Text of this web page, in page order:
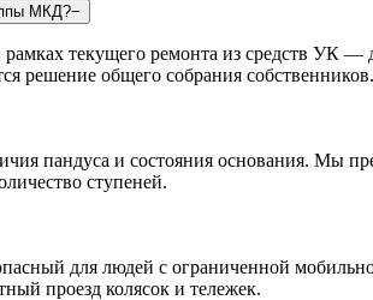
МКД?−
текущего ремонта из средств УК
решение общего собрания
пандуса и состояния основания. Мы
ступеней.
для людей с ограниченной
проезд колясок и тележек.